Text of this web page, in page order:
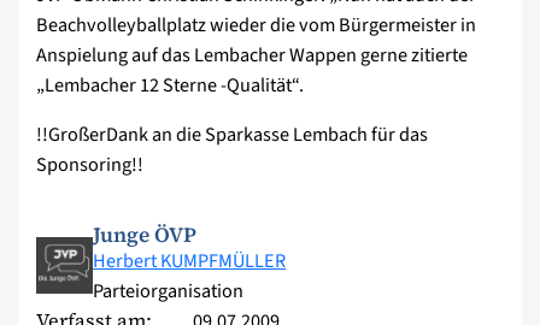
Beachvolleyballplatz wieder die vom Bürgermeister in
Anspielung auf das Lembacher Wappen gerne zitierte
„Lembacher 12 Sterne -Qualität“.
!!GroßerDank an die Sparkasse Lembach für das
Sponsoring!!
Junge ÖVP
Herbert KUMPFMÜLLER
Parteiorganisation